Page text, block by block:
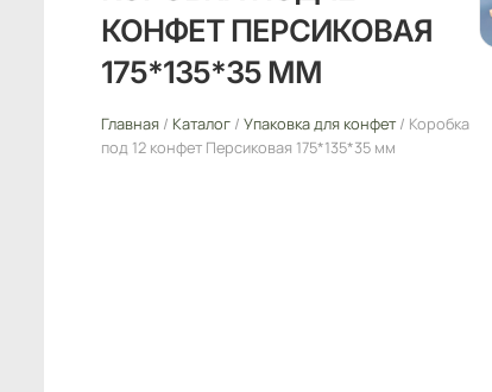
КОНФЕТ ПЕРСИКОВАЯ
175*135*35 ММ
Главная / Каталог / Упаковка для конфет/ Коробка
под 12 конфет Персиковая 175*135*35 мм